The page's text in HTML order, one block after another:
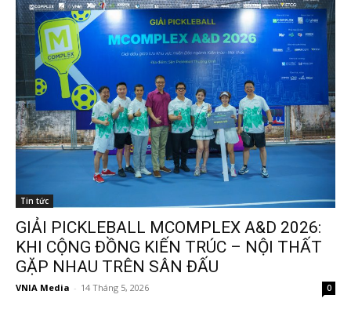
Tin tức
GIẢI PICKLEBALL MCOMPLEX A&D 2026:
KHI CỘNG ĐỒNG KIẾN TRÚC – NỘI THẤT
GẶP NHAU TRÊN SÂN ĐẤU
VNIA Media - 14 Tháng 5, 2026 0